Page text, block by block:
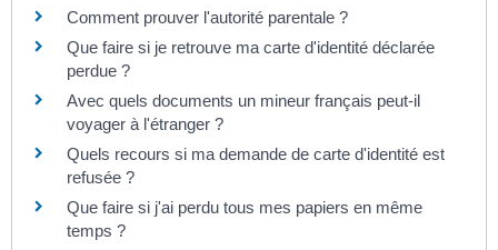
Comment prouver l'autorité parentale ?
Que faire si je retrouve ma carte d'identité déclarée
perdue ?
Avec quels documents un mineur français peut-il
voyager à l'étranger ?
Quels recours si ma demande de carte d'identité est
refusée ?
Que faire si j'ai perdu tous mes papiers en même
temps ?